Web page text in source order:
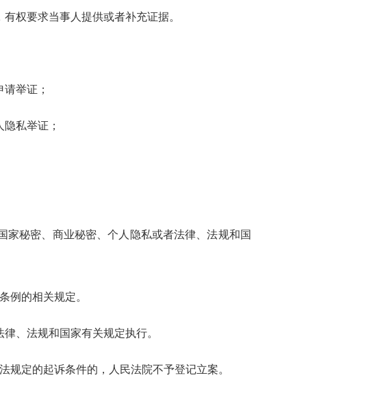
权要求当事人提供或者补充证据。
举证；
私举证；
秘密、商业秘密、个人隐私或者法律、法规和国
例的相关规定。
、法规和国家有关规定执行。
定的起诉条件的，人民法院不予登记立案。